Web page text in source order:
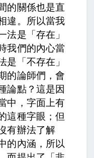
的關係也是直
違。所以當我
法是「存在」
我們的內心當
是「不存在」
的論師們，會
論點？這是因
中，字面上有
這種字眼；但
有辦法了解
的內涵，所以